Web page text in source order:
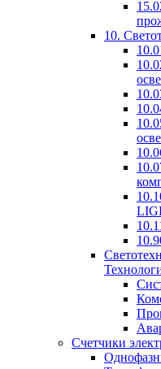
10.
Счетчики